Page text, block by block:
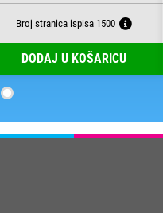
Broj stranica ispisa 1500
DODAJ U KOŠARICU